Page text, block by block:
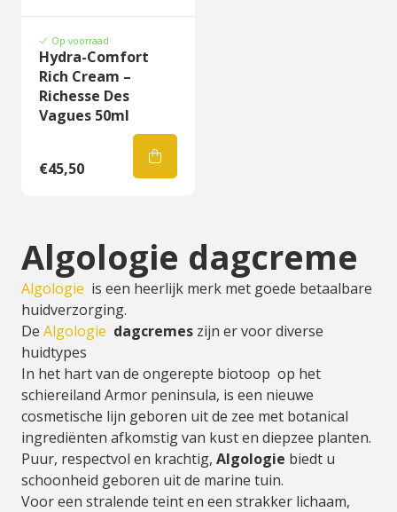
Op voorraad
Hydra-Comfort
Rich Cream –
Richesse Des
Vagues 50ml
€45,50
Algologie dagcreme
Algologie is een heerlijk merk met goede betaalbare
huidverzorging.
De Algologie dagcremes zijn er voor diverse
huidtypes
In het hart van de ongerepte biotoop op het
schiereiland Armor peninsula, is een nieuwe
cosmetische lijn geboren uit de zee met botanical
ingrediënten afkomstig van kust en diepzee planten.
Puur, respectvol en krachtig, Algologie biedt u
schoonheid geboren uit de marine tuin.
Voor een stralende teint en een strakker lichaam,